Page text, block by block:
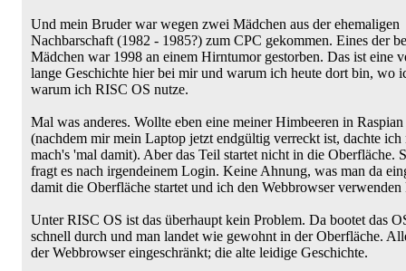
Und mein Bruder war wegen zwei Mädchen aus der ehemaligen
Nachbarschaft (1982 - 1985?) zum CPC gekommen. Eines der
Mädchen war 1998 an einem Hirntumor gestorben. Das ist eine
lange Geschichte hier bei mir und warum ich heute dort bin, wo
warum ich RISC OS nutze.
Mal was anderes. Wollte eben eine meiner Himbeeren in Raspian
(nachdem mir mein Laptop jetzt endgültig verreckt ist, dachte ich
mach's 'mal damit). Aber das Teil startet nicht in die Oberfläche.
fragt es nach irgendeinem Login. Keine Ahnung, was man da
damit die Oberfläche startet und ich den Webbrowser verwenden
Unter RISC OS ist das überhaupt kein Problem. Da bootet das
schnell durch und man landet wie gewohnt in der Oberfläche.
der Webbrowser eingeschränkt; die alte leidige Geschichte.